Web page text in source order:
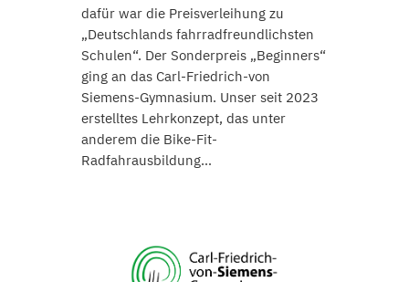
dafür war die Preisverleihung zu
„Deutschlands fahrradfreundlichsten
Schulen“. Der Sonderpreis „Beginners“
ging an das Carl-Friedrich-von
Siemens-Gymnasium. Unser seit 2023
erstelltes Lehrkonzept, das unter
anderem die Bike-Fit-
Radfahrausbildung…